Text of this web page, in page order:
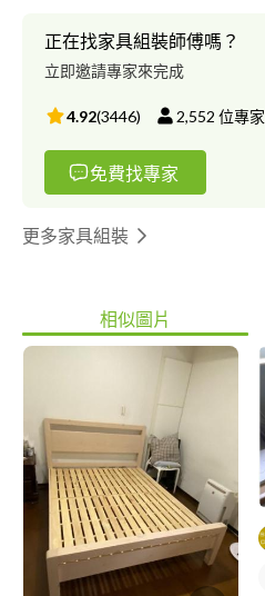
正在找家具組裝師傅嗎？
立即邀請專家來完成
4.92(3446) 2,552 位專家
免費找專家
更多家具組裝
相似圖片